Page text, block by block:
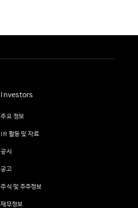
Investors
주요 정보
IR 활동 및 자료
공시
공고
주식 및 주주정보
재무정보